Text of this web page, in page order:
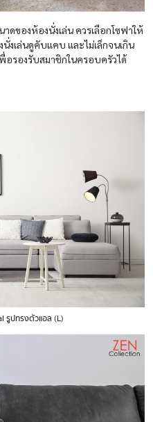
ของห้องนั่งเล่น ควรเลือกโซฟาให้
งเล่นดูคับแคบ และไม่เล็กจนเกิน
อรองรับสมาชิกในครอบครัวได้
รูปทรงตัวแอล (L)